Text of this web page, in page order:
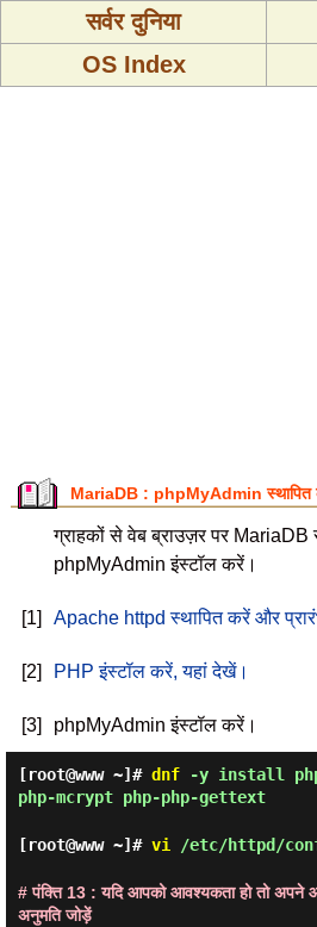
सर्वर दुनिया
OS Index
MariaDB : phpMyAdmin स्थापित
ग्राहकों से वेब ब्राउज़र पर
phpMyAdmin इंस्टॉल करें।
[1] Apache httpd स्थापित करें और
[2] PHP इंस्टॉल करें, यहां देखें।
[3] phpMyAdmin इंस्टॉल करें।
[root@www ~]# dnf-y install
php-mcrypt php-php-gettext
[root@www ~]# vi /etc/httpd/
# पंक्ति 13 : यदि आपको आवश्यकता हो तो अपने
अनुमति जोड़ें